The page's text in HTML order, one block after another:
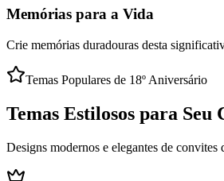
Memórias para a Vida
Crie memórias duradouras desta
Temas Populares de 18º Aniversário
Temas Estilosos para
Designs modernos e elegantes de